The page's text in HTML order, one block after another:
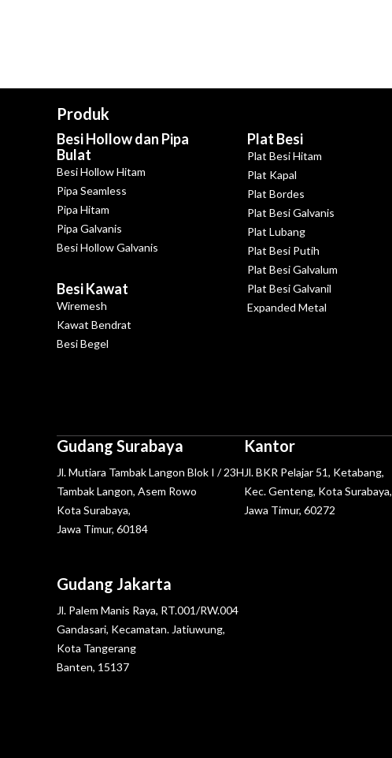
Produk
Besi Hollow dan Pipa
Bulat
Besi Hollow Hitam
Pipa Seamless
Pipa Hitam
Pipa Galvanis
Besi Hollow Galvanis
Besi Kawat
Wiremesh
Kawat Bendrat
Besi Begel
Plat Besi
Plat Besi Hitam
Plat Kapal
Plat Bordes
Plat Besi Galvanis
Plat Lubang
Plat Besi Putih
Plat Besi Galvalum
Plat Besi Galvanil
Expanded Metal
Gudang Surabaya
Jl. Mutiara Tambak Langon Blok I / 23H
Tambak Langon, Asem Rowo
Kota Surabaya,
Jawa Timur, 60184
Gudang Jakarta
Jl. Palem Manis Raya, RT.001/RW.004
Gandasari, Kecamatan. Jatiuwung,
Kota Tangerang
Banten, 15137
Kantor
Jl. BKR Pelajar 51, Ketabang,
Kec. Genteng, Kota Surabaya,
Jawa Timur, 60272